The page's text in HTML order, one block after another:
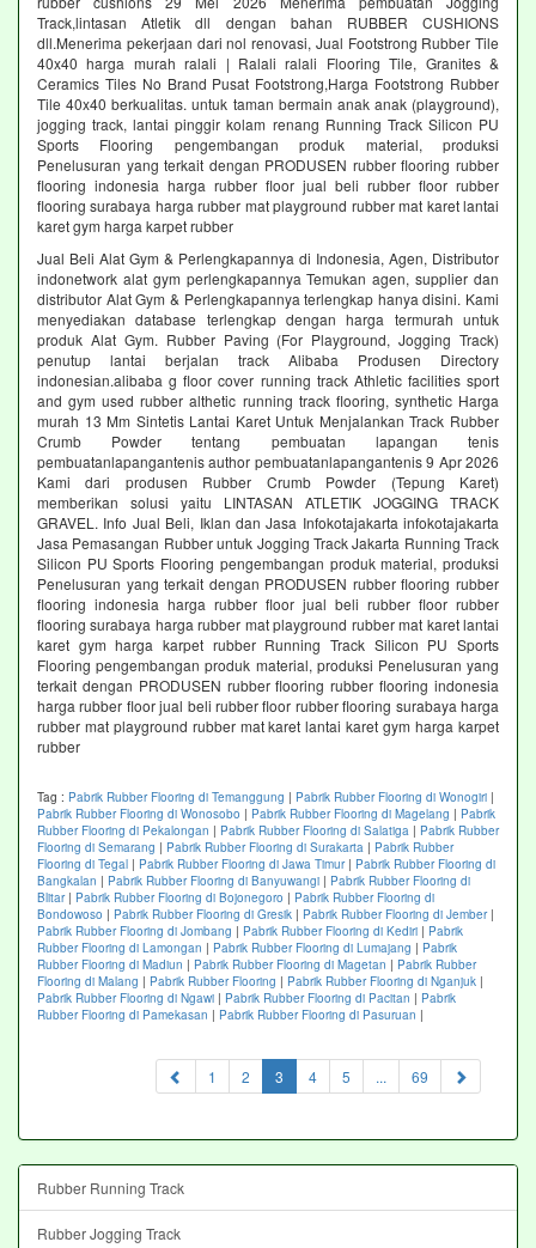
Track,lintasan Atletik dll dengan bahan RUBBER CUSHIONS
dll.Menerima pekerjaan dari nol renovasi, Jual Footstrong Rubber Tile
40x40 harga murah ralali | Ralali ralali Flooring Tile, Granites &
Ceramics Tiles No Brand Pusat Footstrong,Harga Footstrong Rubber
Tile 40x40 berkualitas. untuk taman bermain anak anak (playground),
jogging track, lantai pinggir kolam renang Running Track Silicon PU
Sports Flooring pengembangan produk material, produksi
Penelusuran yang terkait dengan PRODUSEN rubber flooring rubber
flooring indonesia harga rubber floor jual beli rubber floor rubber
flooring surabaya harga rubber mat playground rubber mat karet lantai
karet gym harga karpet rubber
Jual Beli Alat Gym & Perlengkapannya di Indonesia, Agen, Distributor
indonetwork alat gym perlengkapannya Temukan agen, supplier dan
distributor Alat Gym & Perlengkapannya terlengkap hanya disini. Kami
menyediakan database terlengkap dengan harga termurah untuk
produk Alat Gym. Rubber Paving (For Playground, Jogging Track)
penutup lantai berjalan track Alibaba Produsen Directory
indonesian.alibaba g floor cover running track Athletic facilities sport
and gym used rubber althetic running track flooring, synthetic Harga
murah 13 Mm Sintetis Lantai Karet Untuk Menjalankan Track Rubber
Crumb Powder tentang pembuatan lapangan tenis
pembuatanlapangantenis author pembuatanlapangantenis 9 Apr 2026
Kami dari produsen Rubber Crumb Powder (Tepung Karet)
memberikan solusi yaitu LINTASAN ATLETIK JOGGING TRACK
GRAVEL. Info Jual Beli, Iklan dan Jasa Infokotajakarta infokotajakarta
Jasa Pemasangan Rubber untuk Jogging Track Jakarta Running Track
Silicon PU Sports Flooring pengembangan produk material, produksi
Penelusuran yang terkait dengan PRODUSEN rubber flooring rubber
flooring indonesia harga rubber floor jual beli rubber floor rubber
flooring surabaya harga rubber mat playground rubber mat karet lantai
karet gym harga karpet rubber Running Track Silicon PU Sports
Flooring pengembangan produk material, produksi Penelusuran yang
terkait dengan PRODUSEN rubber flooring rubber flooring indonesia
harga rubber floor jual beli rubber floor rubber flooring surabaya harga
rubber mat playground rubber mat karet lantai karet gym harga karpet
rubber
Tag : Pabrik Rubber Flooring di Temanggung | Pabrik Rubber Flooring di Wonogiri |
Pabrik Rubber Flooring di Wonosobo | Pabrik Rubber Flooring di Magelang | Pabrik
Rubber Flooring di Pekalongan | Pabrik Rubber Flooring di Salatiga | Pabrik Rubber
Flooring di Semarang | Pabrik Rubber Flooring di Surakarta | Pabrik Rubber
Flooring di Tegal | Pabrik Rubber Flooring di Jawa Timur| Pabrik Rubber Flooring di
Bangkalan | Pabrik Rubber Flooring di Banyuwangi | Pabrik Rubber Flooring di
Blitar| Pabrik Rubber Flooring di Bojonegoro | Pabrik Rubber Flooring di
Bondowoso | Pabrik Rubber Flooring di Gresik | Pabrik Rubber Flooring di Jember|
Pabrik Rubber Flooring di Jombang | Pabrik Rubber Flooring di Kediri | Pabrik
Rubber Flooring di Lamongan | Pabrik Rubber Flooring di Lumajang | Pabrik
Rubber Flooring di Madiun | Pabrik Rubber Flooring di Magetan | Pabrik Rubber
Flooring di Malang | Pabrik Rubber Flooring | Pabrik Rubber Flooring di Nganjuk |
Pabrik Rubber Flooring di Ngawi | Pabrik Rubber Flooring di Pacitan | Pabrik
Rubber Flooring di Pamekasan | Pabrik Rubber Flooring di Pasuruan |
1 2 3 (current)
4 5 ... 69
Rubber Running Track
Rubber Jogging Track